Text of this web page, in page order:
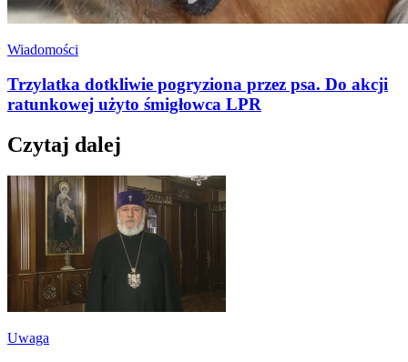
Wiadomości
Trzylatka dotkliwie pogryziona przez psa. Do akcji
ratunkowej użyto śmigłowca LPR
Czytaj dalej
Uwaga